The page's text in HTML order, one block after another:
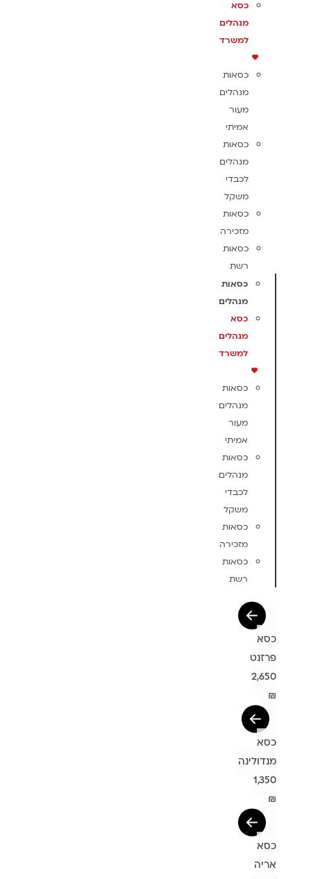
כסא
מנהלים
למשרד
כסאות
מנהלים
מעור
אמיתי
כסאות
מנהלים
לכבדי
משקל
כסאות
מזכירה
כסאות
רשת
כסאות
מנהלים
כסא
מנהלים
למשרד
כסאות
מנהלים
מעור
אמיתי
כסאות
מנהלים
לכבדי
משקל
כסאות
מזכירה
כסאות
רשת
כסא
פרזנט
2,650
₪
כסא
מנדולינה
1,350
₪
כסא
אריה